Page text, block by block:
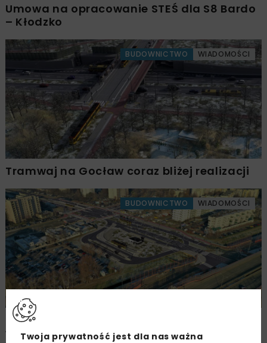
Umowa na opracowanie STEŚ dla S8 Bardo
– Kłodzko
BUDOWNICTWO WIADOMOŚCI
Tramwaj na Gocław coraz bliżej realizacji
BUDOWNICTWO WIADOMOŚCI
Trasa tramwajowa na Gocław – projekt
wykonawczy coraz bliżej
Twoja prywatność jest dla nas ważna